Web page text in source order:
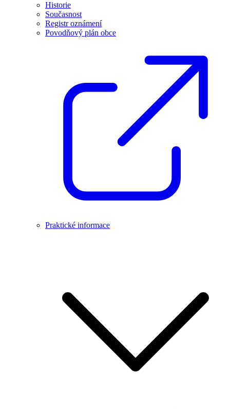
Historie
Současnost
Registr oznámení
Povodňový plán obce
Praktické informace